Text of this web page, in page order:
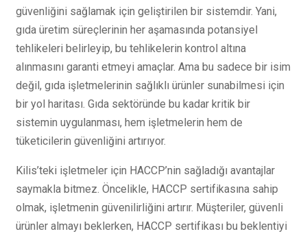
güvenliğini sağlamak için geliştirilen bir sistemdir. Yani,
gıda üretim süreçlerinin her aşamasında potansiyel
tehlikeleri belirleyip, bu tehlikelerin kontrol altına
alınmasını garanti etmeyi amaçlar. Ama bu sadece bir isim
değil, gıda işletmelerinin sağlıklı ürünler sunabilmesi için
bir yol haritası. Gıda sektöründe bu kadar kritik bir
sistemin uygulanması, hem işletmelerin hem de
tüketicilerin güvenliğini artırıyor.
Kilis’teki işletmeler için HACCP’nin sağladığı avantajlar
saymakla bitmez. Öncelikle, HACCP sertifikasına sahip
olmak, işletmenin güvenilirliğini artırır. Müşteriler, güvenli
ürünler almayı beklerken, HACCP sertifikası bu beklentiyi